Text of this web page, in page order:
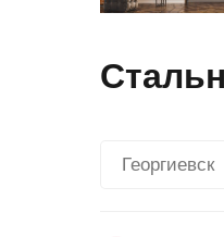
Георгиевск